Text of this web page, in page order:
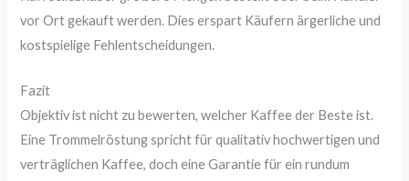
vor Ort gekauft werden. Dies erspart Käufern ärgerliche und
kostspielige Fehlentscheidungen.
Fazit
Objektiv ist nicht zu bewerten, welcher Kaffee der Beste ist.
Eine Trommelröstung spricht für qualitativ hochwertigen und
verträglichen Kaffee, doch eine Garantie für ein rundum